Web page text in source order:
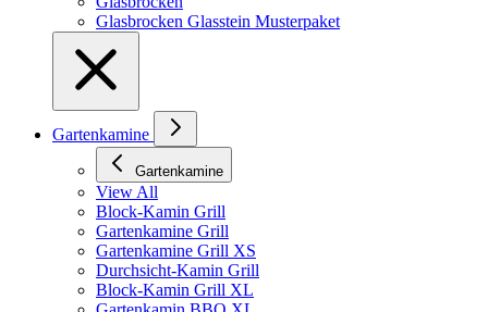
Glasbrocken Glasstein Musterpaket
Gartenkamine
Gartenkamine
View All
Block-Kamin Grill
Gartenkamine Grill
Gartenkamine Grill XS
Durchsicht-Kamin Grill
Block-Kamin Grill XL